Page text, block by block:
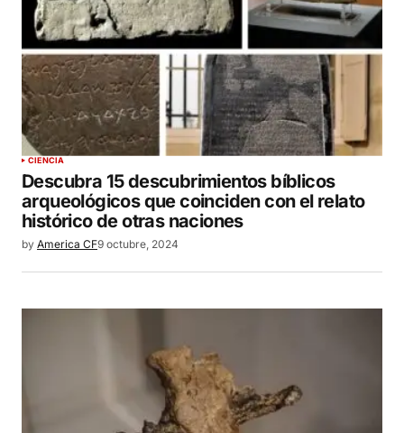
CIENCIA
Descubra 15 descubrimientos bíblicos
arqueológicos que coinciden con el relato
histórico de otras naciones
by America CF9 octubre, 2024